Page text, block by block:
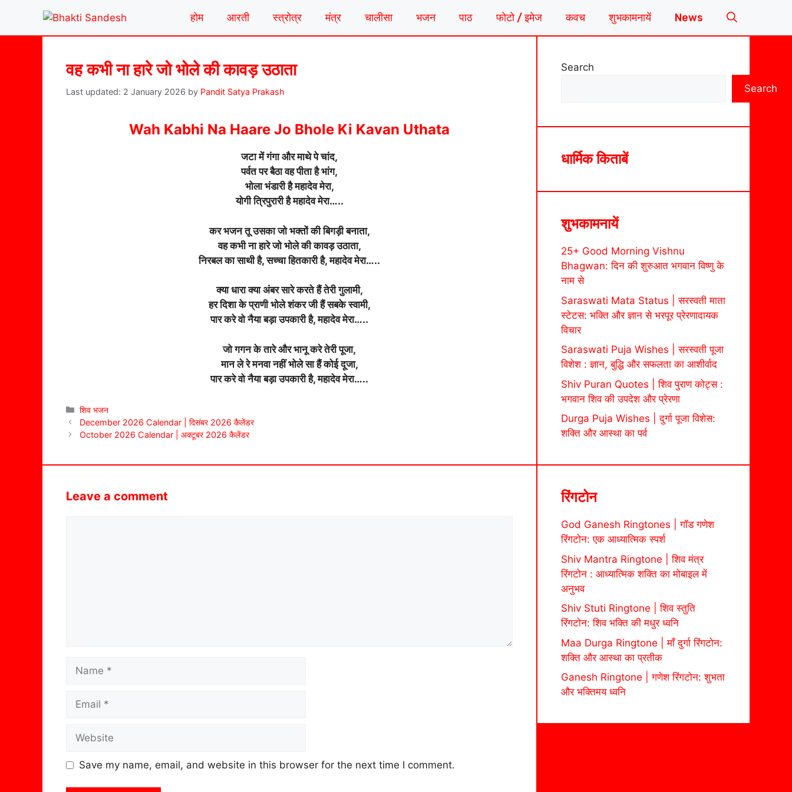
content
होम आरती स्त्रोत्र मंत्र चालीसा भजन पाठ फोटो / इमेज कवच शुभकामनायें News
वह कभी ना हारे जो भोले की कावड़ उठाता
2 January 2026 by Pandit Satya Prakash
Wah Kabhi Na Haare Jo Bhole Ki Kavan Uthata
जटा में गंगा और माथे पे चांद,
पर्वत पर बैठा वह पीता है भांग,
भोला भंडारी है महादेव मेरा,
योगी त्रिपुरारी है महादेव मेरा…..
कर भजन तू उसका जो भक्तों की बिगड़ी बनाता,
वह कभी ना हारे जो भोले की कावड़ उठाता,
निरबल का साथी है, सच्चा हितकारी है, महादेव मेरा…..
क्या धारा क्या अंबर सारे करते हैं तेरी गुलामी,
हर दिशा के प्राणी भोले शंकर जी हैं सबके स्वामी,
पार करे वो नैया बड़ा उपकारी है, महादेव मेरा…..
जो गगन के तारे और भानू करे तेरी पूजा,
मान ले रे मनवा नहीं भोले सा हैं कोई दूजा,
पार करे वो नैया बड़ा उपकारी है, महादेव मेरा…..
Categories
शिव भजन
December 2026 Calendar | दिसंबर 2026 कैलेंडर
October 2026 Calendar | अक्टूबर 2026 कैलेंडर
Leave a comment
Save my name, email, and website in this browser for the next time I comment.
Search
Search
धार्मिक किताबें
शुभकामनायें
25+ Good Morning Vishnu
Bhagwan: दिन की शुरुआत भगवान विष्णु के
नाम से
Saraswati Mata Status | सरस्वती माता
स्टेटस: भक्ति और ज्ञान से भरपूर प्रेरणादायक
विचार
Saraswati Puja Wishes | सरस्वती पूजा
विशेश : ज्ञान, बुद्धि और सफलता का आशीर्वाद
Shiv Puran Quotes | शिव पुराण कोट्स :
भगवान शिव की उपदेश और प्रेरणा
Durga Puja Wishes | दुर्गा पूजा विशेस:
शक्ति और आस्था का पर्व
रिंगटोन
God Ganesh Ringtones | गॉड गणेश
रिंगटोन: एक आध्यात्मिक स्पर्श
Shiv Mantra Ringtone | शिव मंत्र
रिंगटोन : आध्यात्मिक शक्ति का मोबाइल में
अनुभव
Shiv Stuti Ringtone | शिव स्तुति
रिंगटोन: शिव भक्ति की मधुर ध्वनि
Maa Durga Ringtone | माँ दुर्गा रिंगटोन:
शक्ति और आस्था का प्रतीक
Ganesh Ringtone | गणेश रिंगटोन: शुभता
और भक्तिमय ध्वनि